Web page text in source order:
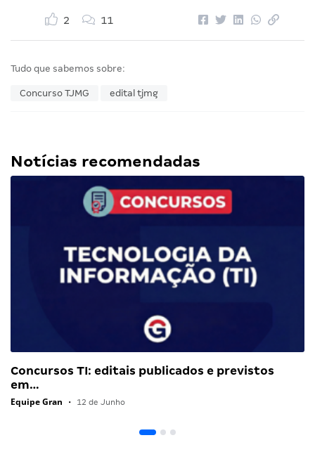
2 11
Tudo que sabemos sobre:
Concurso TJMG edital tjmg
Notícias recomendadas
Concursos TI: editais publicados e previstos
em…
Equipe Gran • 12 de Junho